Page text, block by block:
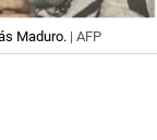
Maduro. | AFP